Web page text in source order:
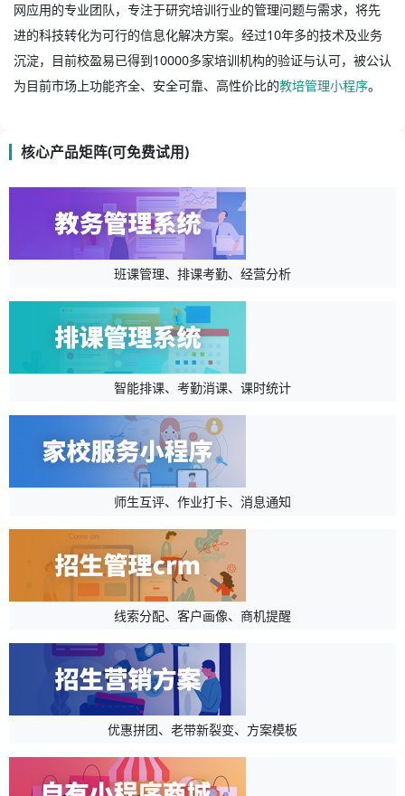
网应用的专业团队，专注于研究培训行业的管理问题与需求，将先
进的科技转化为可行的信息化解决方案。经过10年多的技术及业务
沉淀，目前校盈易已得到10000多家培训机构的验证与认可，被公认
为目前市场上功能齐全、安全可靠、高性价比的教培管理小程序。
核心产品矩阵(可免费试用)
班课管理、排课考勤、经营分析
智能排课、考勤消课、课时统计
师生互评、作业打卡、消息通知
线索分配、客户画像、商机提醒
优惠拼团、老带新裂变、方案模板